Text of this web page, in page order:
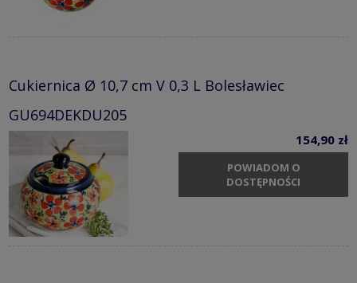
Cukiernica Ø 10,7 cm V 0,3 L Bolesławiec
GU694DEKDU205
154,90 zł
POWIADOM O
DOSTĘPNOŚCI